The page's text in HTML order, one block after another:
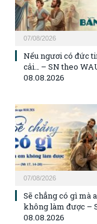
07/08/2026
Nếu ngươi có đức
cải… – SN theo
08.08.2026
07/08/2026
Sẽ chẳng có gì mà
không làm được –
08.08.2026